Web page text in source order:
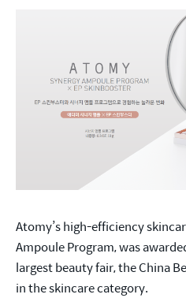
Atomy’s high-efficiency
Ampoule Program, was
largest beauty fair, the China
in the skincare category.